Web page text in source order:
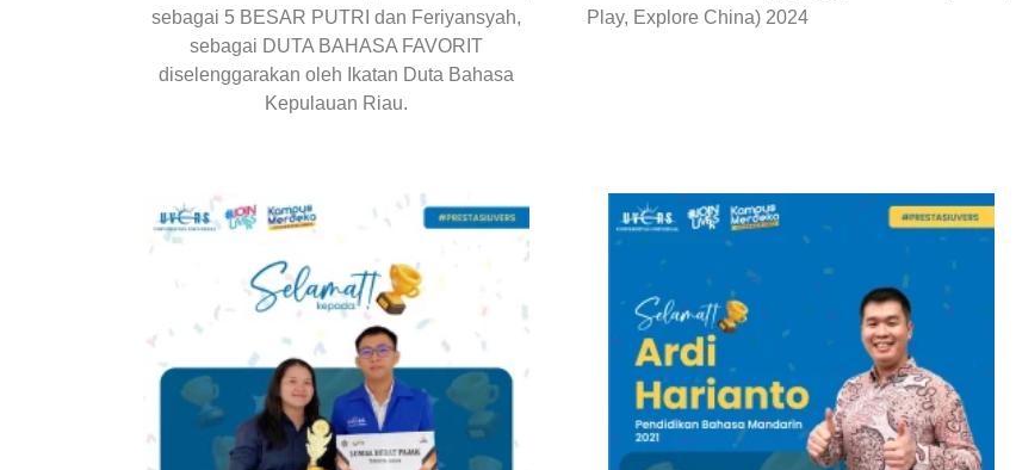
sebagai 5 BESAR PUTRI dan Feriyansyah,
sebagai DUTA BAHASA FAVORIT
diselenggarakan oleh Ikatan Duta Bahasa
Kepulauan Riau.
Play, Explore China) 2024